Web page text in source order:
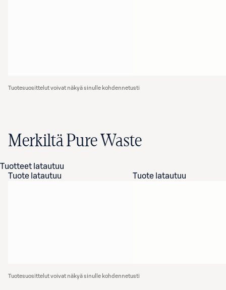
Tuotesuosittelut voivat näkyä sinulle kohdennetusti
Merkiltä Pure Waste
Tuotteet latautuu
Tuote latautuu
Tuote latautuu
Tuotesuosittelut voivat näkyä sinulle kohdennetusti